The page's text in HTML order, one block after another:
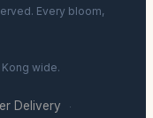
Every bloom,
wide.
Delivery ·